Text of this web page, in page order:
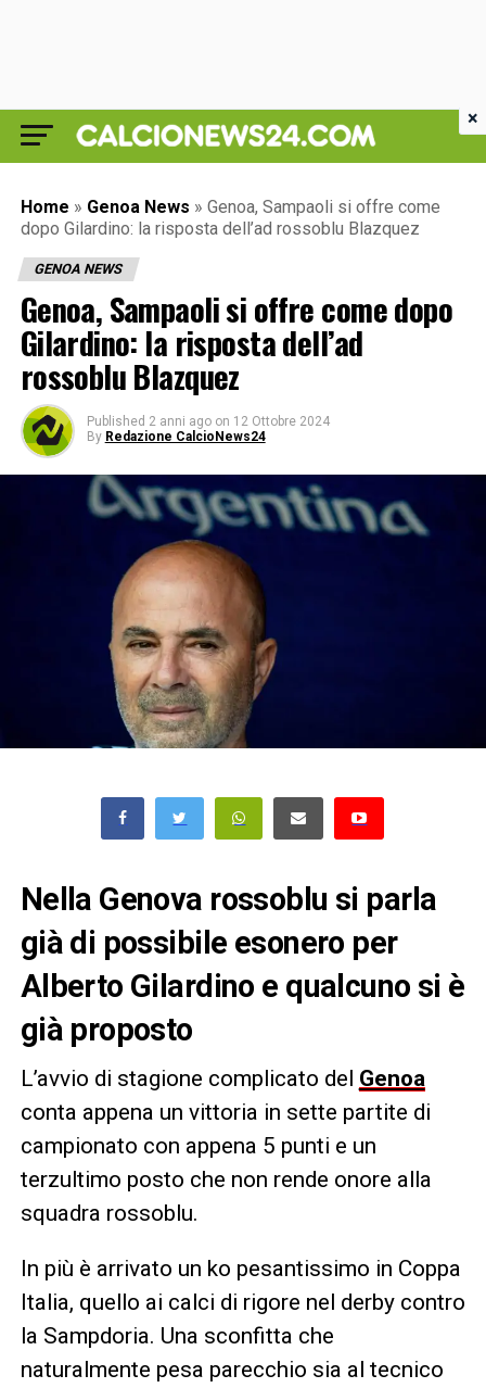
Home » Genoa News » Genoa, Sampaoli si offre come
dopo Gilardino: la risposta dell’ad rossoblu Blazquez
GENOA NEWS
Genoa, Sampaoli si offre come dopo
Gilardino: la risposta dell’ad
rossoblu Blazquez
Published 2 anni ago on 12 Ottobre 2024
By Redazione CalcioNews24
Nella Genova rossoblu si parla
già di possibile esonero per
Alberto Gilardino e qualcuno si è
già proposto
L’avvio di stagione complicato del Genoa
conta appena un vittoria in sette partite di
campionato con appena 5 punti e un
terzultimo posto che non rende onore alla
squadra rossoblu.
In più è arrivato un ko pesantissimo in Coppa
Italia, quello ai calci di rigore nel derby contro
la Sampdoria. Una sconfitta che
naturalmente pesa parecchio sia al tecnico
×